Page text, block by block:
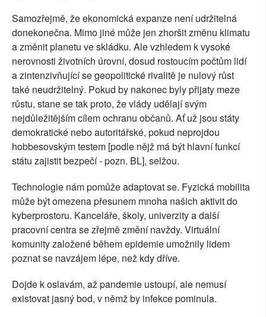
Samozřejmě, že ekonomická expanze není udržitelná
donekonečna. Mimo jiné může jen zhoršit změnu klimatu
a změnit planetu ve skládku. Ale vzhledem k vysoké
nerovnosti životních úrovní, dosud rostoucím počtům lidí
a zintenzivňující se geopolitické rivalitě je nulový růst
také neudržitelný. Pokud by nakonec byly přijaty meze
růstu, stane se tak proto, že vlády udělají svým
nejdůležitějším cílem ochranu občanů. Ať už jsou státy
demokratické nebo autoritářské, pokud neprojdou
hobbesovským testem [podle nějž má být hlavní funkcí
státu zajistit bezpečí - pozn. BL], selžou.
Technologie nám pomůže adaptovat se. Fyzická mobilita
může být omezena přesunem mnoha našich aktivit do
kyberprostoru. Kanceláře, školy, univerzity a další
pracovní centra se zřejmě změní navždy. Virtuální
komunity založené během epidemie umožnily lidem
poznat se navzájem lépe, než kdy dříve.
Dojde k oslavám, až pandemie ustoupí, ale nemusí
existovat jasný bod, v němž by infekce pominula.